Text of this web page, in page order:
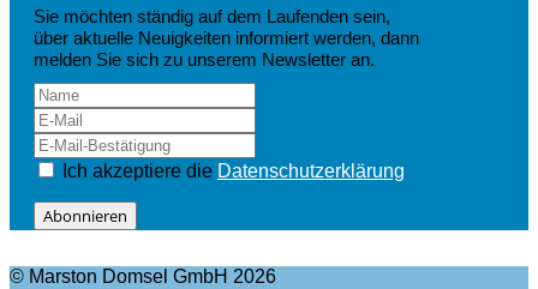
Sie möchten ständig auf dem Laufenden sein,
über aktuelle Neuigkeiten informiert werden, dann
melden Sie sich zu unserem Newsletter an.
Ich akzeptiere die Datenschutzerklärung
Abonnieren
© Marston Domsel GmbH 2026